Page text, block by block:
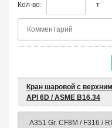
Кол-во: т
Кран шаровой с
API 6D / ASME B16.34